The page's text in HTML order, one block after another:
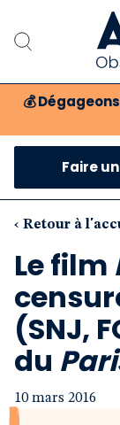
💰
Faire
‹ Retour à
Le film
(SNJ,
du
10 mars 2016